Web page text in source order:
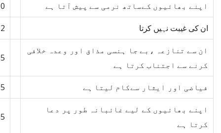
اپنے بھائیوں کےساتھ نرمی سے پیش آتا ہے
ان کی غیبت نہیں کرتا
ان سے تنازعہ ،بے جا ہنسی مذاق اور وعدہ خلافی
کرنے سے اجتناب کرتا ہے
فیاضی اور ایثار سےکام لیتا ہے
اپنے بھائیوں کے لیے غائبانہ طور پر دعا
کرتا ہے